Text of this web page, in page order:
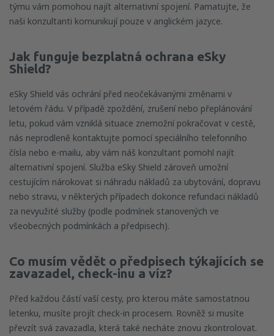
týmu vám pomohou najít alternativní spojení. Pamatujte, že
naši konzultanti komunikují pouze v anglickém jazyce.
Jak funguje bezplatná ochrana eSky
Shield?
eSky Shield vás ochrání před neočekávanými změnami v
letovém řádu. V případě zpoždění, zrušení nebo přeplánování
letu, pokud vám vzniklá situace znemožní pokračovat v cestě,
nás neprodleně kontaktujte pomocí speciálního telefonního
čísla nebo e-mailu, aby vám náš konzultant pomohl najít
alternativní spojení. Služba eSky Shield zároveň umožní
cestujícím nárokovat si náhradu nákladů za ubytování, dopravu
nebo stravu, v některých případech dokonce refundaci nákladů
za nevyužité služby (podle podmínek stanovených ve
všeobecných podmínkách a předpisech).
Co musím vědět o předpisech týkajících se
zavazadel, check-inu a víz?
Před každou částí vaší cesty, pro kterou máte samostatnou
letenku, musíte projít check-in procesem. Rovněž si musíte
převzít svá zavazadla, která také necháte znovu zkontrolovat.